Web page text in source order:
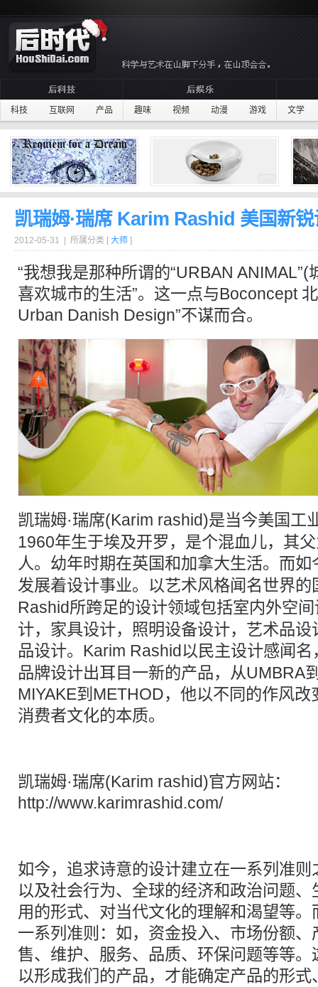
科技 互联网 产品 趣味 视频 动漫 游戏 文学
凯瑞姆·瑞席 Karim Rashid 美国新
2012-05-31 | 所属分类 [ 大师 ]
“我想我是那种所谓的“URBAN ANIMAL”(
喜欢城市的生活”。这一点与Boconcept
Urban Danish Design”不谋而合。
凯瑞姆·瑞席(Karim rashid)是当今美国工
1960年生于埃及开罗，是个混血儿，其
人。幼年时期在英国和加拿大生活。而如
发展着设计事业。以艺术风格闻名世界的
Rashid所跨足的设计领域包括室内外空
计，家具设计，照明设备设计，艺术品
品设计。 Karim Rashid以民主设计感闻
品牌设计出耳目一新的产品，从UMBRA
MIYAKE到METHOD，他以不同的作风
消费者文化的本质。
凯瑞姆·瑞席(Karim rashid)官方网站：
http://www.karimrashid.com/
如今，追求诗意的设计建立在一系列准
以及社会行为、全球的经济和政治问题
用的形式、对当代文化的理解和渴望等
一系列准则：如，资金投入、市场份额
售、维护、服务、品质、环保问题等等
以形成我们的产品，才能确定产品的形